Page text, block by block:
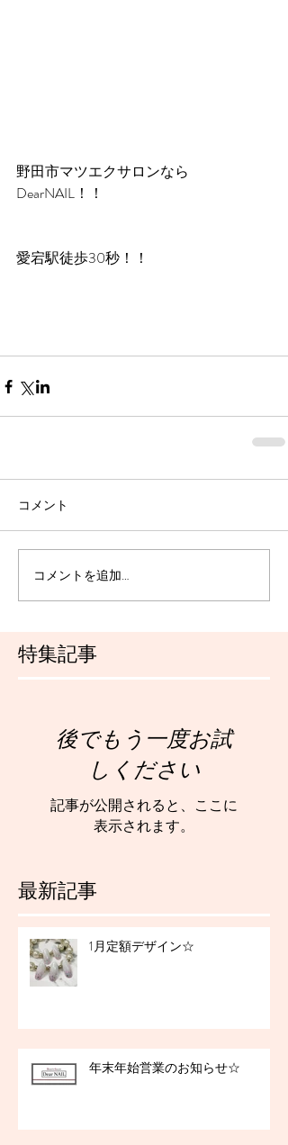
特集記事
最新記事
野田市マツエクサロンなら
DearNAIL！！
愛宕駅徒歩30秒！！
コメント
コメントを追加…
後でもう一度お試
しください
記事が公開されると、ここに
表示されます。
1月定額デザイン☆
年末年始営業のお知らせ☆